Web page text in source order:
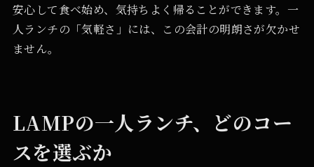
安心して食べ始め、気持ちよく帰ることができます。一
人ランチの「気軽さ」には、この会計の明朗さが欠かせ
ません。
LAMPの一人ランチ、どのコー
スを選ぶか